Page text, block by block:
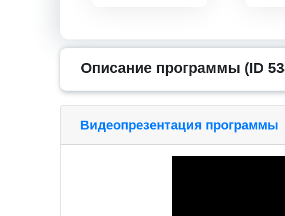
Описание программы (ID
Видеопрезентация программы